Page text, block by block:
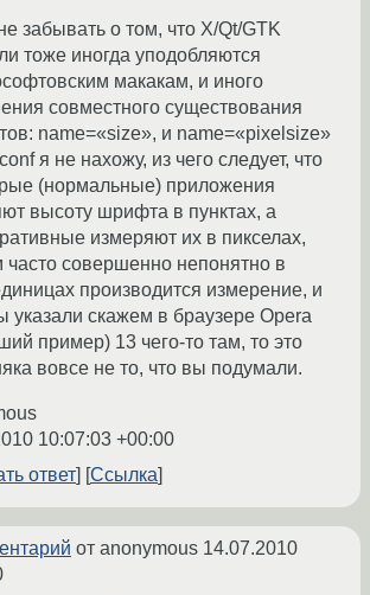
забывать о том, что X/Qt/GTK
тоже иногда уподобляются
макакам, и иного
совместного существования
name=«size», и name=«pixelsize»
я не нахожу, из чего следует, что
(нормальные) приложения
высоту шрифта в пунктах, а
измеряют их в пикселах,
часто совершенно непонятно в
производится измерение, и
указали скажем в браузере Opera
пример) 13 чего-то там, то это
вовсе не то, что вы подумали.
10:07:03 +00:00
ответ
Ссылка
от anonymous 14.07.2010